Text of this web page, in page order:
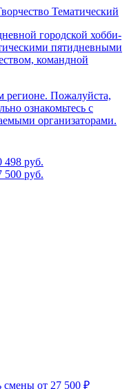
Тематический
городской хобби-
пятидневными
командной
регионе. Пожалуйста,
ознакомьтесь с
организаторами.
498 руб.
500 руб.
смены от 27 500 ₽